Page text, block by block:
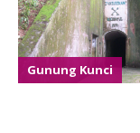
Gunung Kunci